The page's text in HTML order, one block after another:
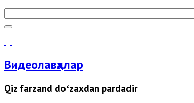
Видеолавҳалар
Qiz farzand doʻzaxdan pardadir